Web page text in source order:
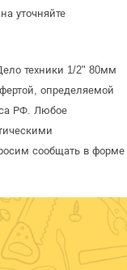
уточняйте
техники 1/2" 80мм
определяемой
РФ. Любое
сообщать в форме